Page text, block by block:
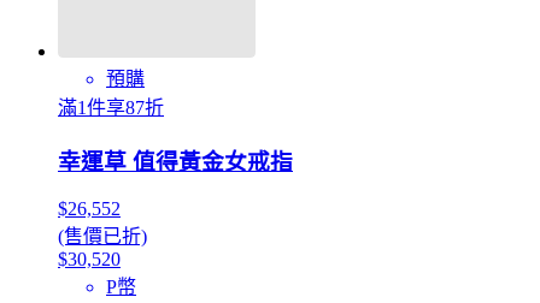
預購
滿1件享87折
幸運草 值得黃金女戒指
$26,552
(售價已折)
$30,520
P幣